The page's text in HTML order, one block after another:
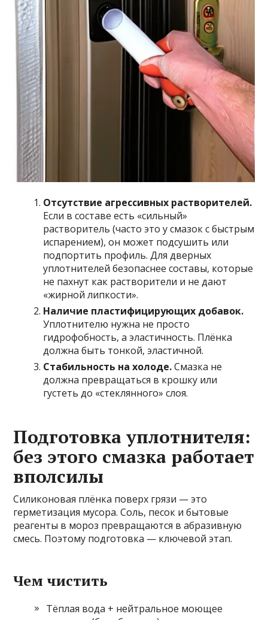
Отсутствие агрессивных растворителей.
Если в составе есть «сильный»
растворитель (часто это у смазок с быстрым
испарением), он может подсушить или
подпортить профиль. Для дверных
уплотнителей безопаснее составы, которые
не пахнут как растворители и не дают
«жирной липкости».
Наличие пластифицирующих добавок.
Уплотнителю нужна не просто
гидрофобность, а эластичность. Плёнка
должна быть тонкой, эластичной.
Стабильность на холоде.Смазка не
должна превращаться в крошку или
густеть до «стеклянного» слоя.
Подготовка уплотнителя:
без этого смазка работает
вполсилы
Силиконовая плёнка поверх грязи — это
герметизация мусора. Соль, песок и бытовые
реагенты в мороз превращаются в абразивную
смесь. Поэтому подготовка — ключевой этап.
Чем чистить
Тёплая вода + нейтральное моющее